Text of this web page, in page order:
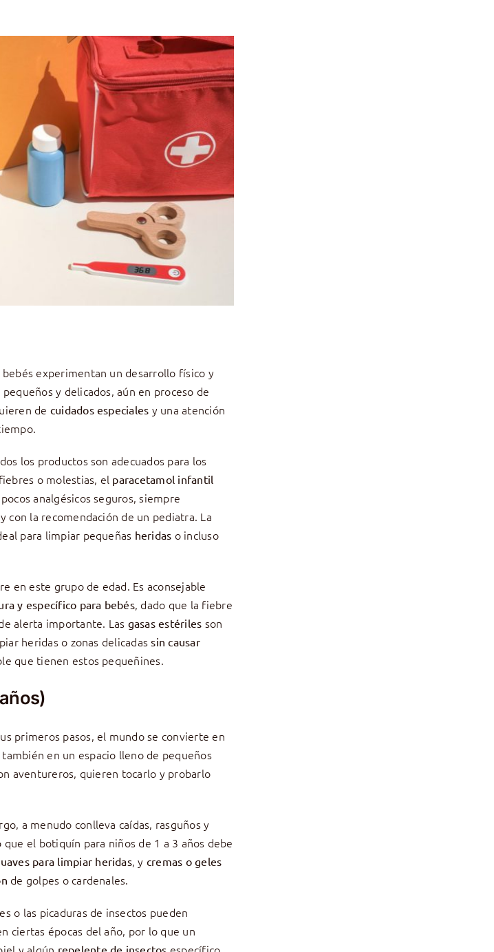
experimentan un desarrollo físico y
y delicados, aún en proceso de
de cuidados especiales y una atención
los productos son adecuados para los
o molestias, el paracetamol infantil
analgésicos seguros, siempre
con la recomendación de un pediatra. La
para limpiar pequeñas heridas o incluso
en este grupo de edad. Es aconsejable
y específico para bebés, dado que la fiebre
alerta importante. Las gasas estériles son
heridas o zonas delicadassin causar
que tienen estos pequeñines.
primeros pasos, el mundo se convierte en
en un espacio lleno de pequeños
aventureros, quieren tocarlo y probarlo
a menudo conlleva caídas, rasguños y
el botiquín para niños de 1 a 3 años debe
para limpiar heridas, y cremas o geles
de golpes o cardenales.
o las picaduras de insectos pueden
ciertas épocas del año, por lo que un
repelente de insectos